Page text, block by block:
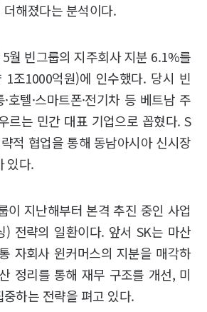
해졌다는 분석이다.
월 빈그룹의 지주회사 지분 6.1%를
1조1000억원)에 인수했다. 당시 빈
호텔·스마트폰·전기차 등 베트남 주
르는 민간 대표 기업으로 꼽혔다. S
적 협업을 통해 동남아시아 신시장
있다.
이 지난해부터 본격 추진 중인 사업
) 전략의 일환이다. 앞서 SK는 마산
자회사 윈커머스의 지분을 매각하
정리를 통해 재무 구조를 개선, 미
하는 전략을 펴고 있다.